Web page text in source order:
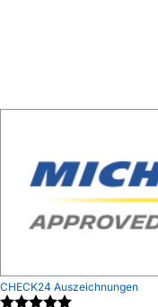
CHECK24 Auszeichnungen